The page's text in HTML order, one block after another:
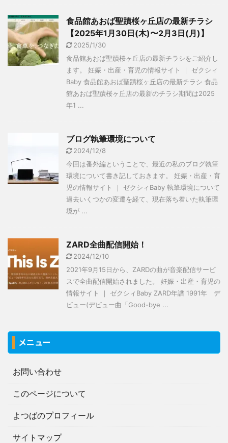
食品館あおば聖蹟桜ヶ丘店の最新チラシ
【2025年1月30日(木)〜2月3日(月)】
2025/1/30
食品館あおば聖蹟桜ヶ丘店の最新チラシをご紹介し
ます。 妊娠・出産・育児の情報サイト ｜ ゼクシィ
Baby 食品館あおば聖蹟桜ヶ丘店の最新チラシ 食品
館あおば聖蹟桜ヶ丘店の最新のチラシ期間は2025
年1 ...
ブログ執筆環境について
2024/12/8
今回は番外編ということで、最近の私のブログ執筆
環境について書き記しておきます。 妊娠・出産・育
児の情報サイト ｜ ゼクシィBaby 執筆環境について
過去いくつかの変遷を経て、現在落ち着いた執筆環
境が ...
ZARD全曲配信開始！
2024/12/10
2021年9月15日から、ZARDの曲が音楽配信サービ
スで全曲配信開始されました。 妊娠・出産・育児の
情報サイト ｜ ゼクシィBaby ZARD年譜 1991年 デ
ビュー(デビュー曲「Good-bye ...
メニュー
お問い合わせ
このページについて
よつばのプロフィール
サイトマップ